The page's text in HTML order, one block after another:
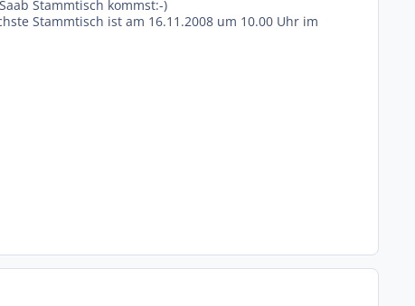
Stammtisch kommst:-)
Stammtisch ist am 16.11.2008 um 10.00 Uhr im